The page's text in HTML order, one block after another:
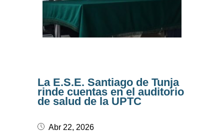
La E.S.E. Santiago de Tunja
rinde cuentas en el auditorio
de salud de la UPTC
Abr 22, 2026